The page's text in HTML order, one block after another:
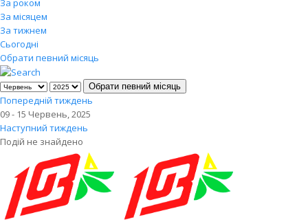
За роком
За місяцем
За тижнем
Сьогодні
Обрати певний місяць
Обрати певний місяць
Попередній тиждень
09 - 15 Червень, 2025
Наступний тиждень
Подій не знайдено